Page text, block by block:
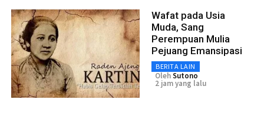
Wafat pada Usia
Muda, Sang
Perempuan Mulia
Pejuang Emansipasi
BERITA LAIN
OlehSutono
2 jam yang lalu